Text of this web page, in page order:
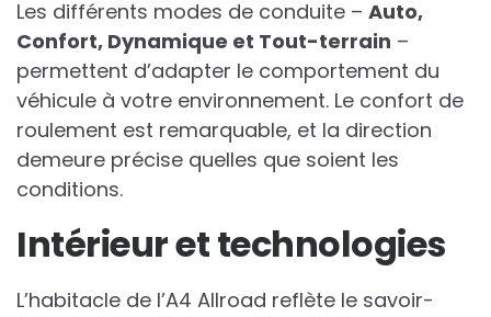
Les différents modes de conduite – Auto,
Confort, Dynamique et Tout-terrain –
permettent d’adapter le comportement du
véhicule à votre environnement. Le confort de
roulement est remarquable, et la direction
demeure précise quelles que soient les
conditions.
Intérieur et technologies
L’habitacle de l’A4 Allroad reflète le savoir-